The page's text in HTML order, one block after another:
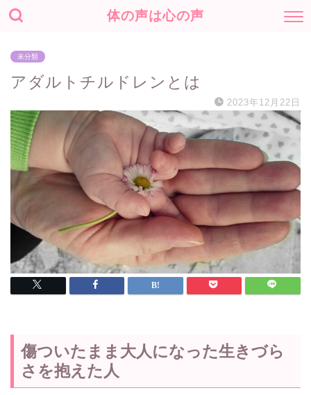
体の声は心の声
未分類
アダルトチルドレンとは
2023年12月22日
傷ついたまま大人になった生きづら
さを抱えた人